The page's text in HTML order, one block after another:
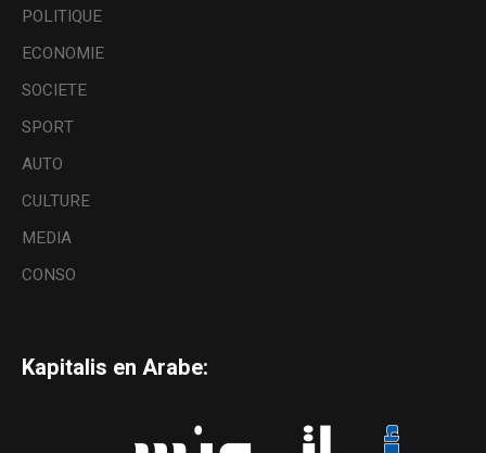
POLITIQUE
ECONOMIE
SOCIETE
SPORT
AUTO
CULTURE
MEDIA
CONSO
Kapitalis en Arabe: